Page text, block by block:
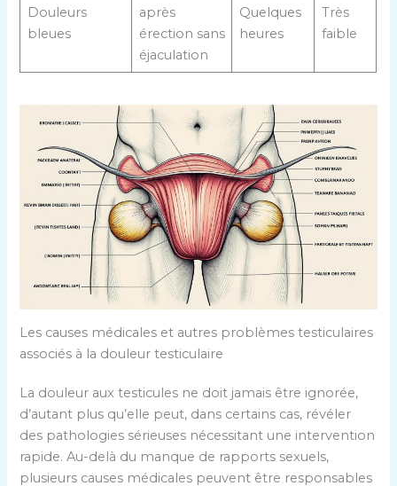
Douleurs
bleues
après
érection sans
éjaculation
Quelques
heures
Très
faible
Les causes médicales et autres problèmes testiculaires
associés à la douleur testiculaire
La douleur aux testicules ne doit jamais être ignorée,
d’autant plus qu’elle peut, dans certains cas, révéler
des pathologies sérieuses nécessitant une intervention
rapide. Au-delà du manque de rapports sexuels,
plusieurs causes médicales peuvent être responsables